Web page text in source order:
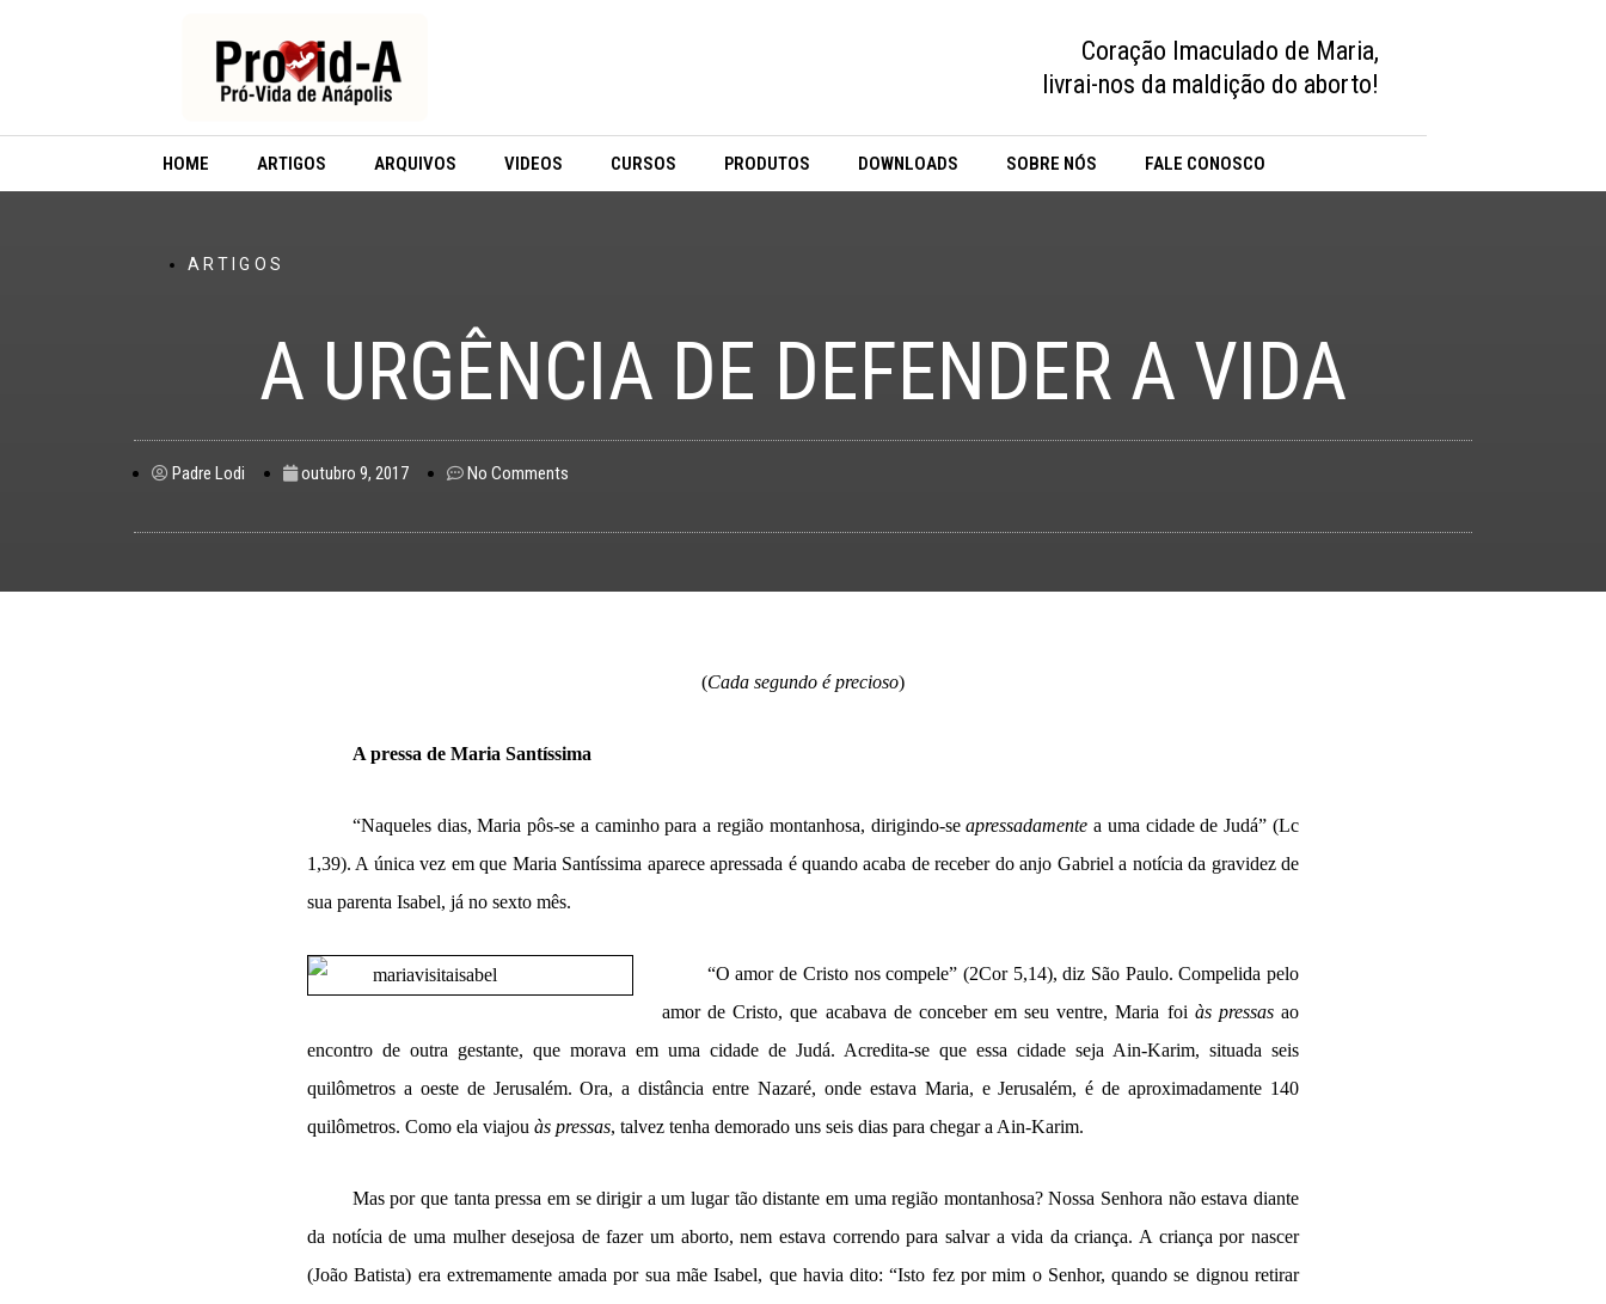
Coração Imaculado de Maria,
livrai-nos da maldição do aborto!
HOME ARTIGOS ARQUIVOS VIDEOS CURSOS PRODUTOS DOWNLOADS SOBRE NÓS FALE CONOSCO
ARTIGOS
A URGÊNCIA DE DEFENDER A VIDA
Padre Lodi outubro 9, 2017 No Comments
(Cada segundo é precioso)
A pressa de Maria Santíssima
“Naqueles dias, Maria pôs-se a caminho para a região montanhosa, dirigindo-seapressadamente a uma cidade de Judá” (Lc
1,39). A única vez em que Maria Santíssima aparece apressada é quando acaba de receber do anjo Gabriel a notícia da gravidez de
sua parenta Isabel, já no sexto mês.
“O amor de Cristo nos compele” (2Cor 5,14), diz São Paulo. Compelida pelo
amor de Cristo, que acabava de conceber em seu ventre, Maria foi às pressasao
encontro de outra gestante, que morava em uma cidade de Judá. Acredita-se que essa cidade seja Ain-Karim, situada seis
quilômetros a oeste de Jerusalém. Ora, a distância entre Nazaré, onde estava Maria, e Jerusalém, é de aproximadamente 140
quilômetros. Como ela viajou às pressas, talvez tenha demorado uns seis dias para chegar a Ain-Karim.
Mas por que tanta pressa em se dirigir a um lugar tão distante em uma região montanhosa? Nossa Senhora não estava diante
da notícia de uma mulher desejosa de fazer um aborto, nem estava correndo para salvar a vida da criança. A criança por nascer
(João Batista) era extremamente amada por sua mãe Isabel, que havia dito: “Isto fez por mim o Senhor, quando se dignou retirar